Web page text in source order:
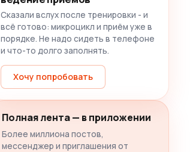
Сказали вслух после тренировки - и
всё готово: микроцикл и приём уже в
порядке. Не надо сидеть в телефоне
и что-то долго заполнять.
Хочу попробовать
Полная лента — в приложении
Более миллиона постов,
мессенджер и приглашения от